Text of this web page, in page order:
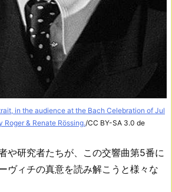
in the audience at the Bach Celebration of Jul
Roger & Renate Rössing./CC BY-SA 3.0 de
や研究者たちが、この交響曲第5番に
ヴィチの真意を読み解こうと様々な